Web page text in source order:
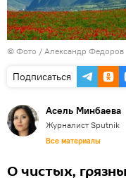
© Фото / Александр Федоров
Подписаться
Асель Минбаева
Журналист Sputnik
Все материалы
О чистых,